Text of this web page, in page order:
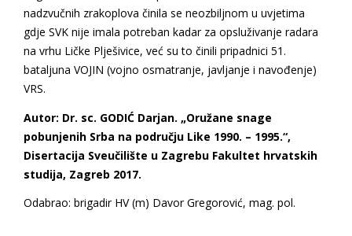
nadzvučnih zrakoplova činila se neozbiljnom u uvjetima
gdje SVK nije imala potreban kadar za opsluživanje radara
na vrhu Ličke Plješivice, već su to činili pripadnici 51.
bataljuna VOJIN (vojno osmatranje, javljanje i navođenje)
VRS.
Autor: Dr. sc. GODIĆ Darjan. „Oružane snage
pobunjenih Srba na području Like 1990. – 1995.“,
Disertacija Sveučilište u Zagrebu Fakultet hrvatskih
studija, Zagreb 2017.
Odabrao: brigadir HV (m) Davor Gregorović, mag. pol.